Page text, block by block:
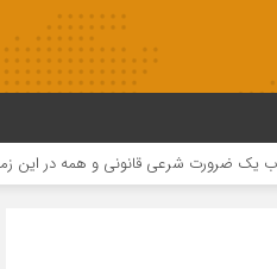
و همه در این زمینه مسئول هستند